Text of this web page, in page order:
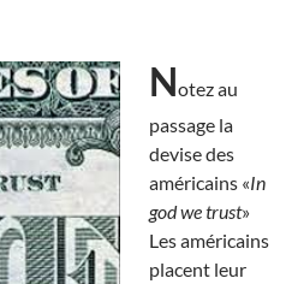
Notez au
passage la
devise des
américains «In
god we trust»
Les américains
placent leur